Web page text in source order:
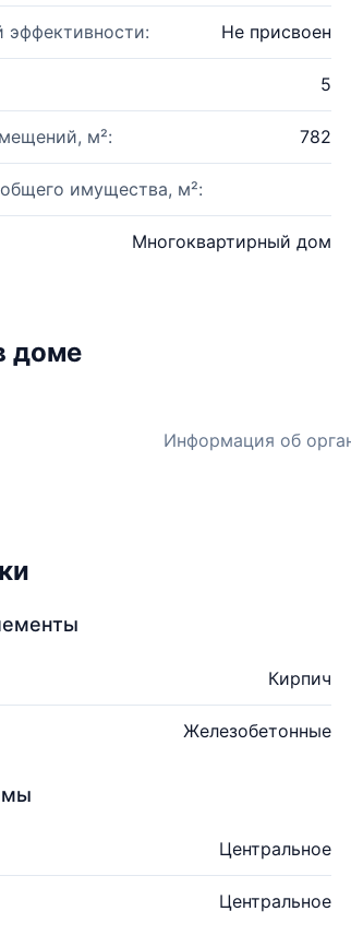
эффективности: Не присвоен
5
м²: 782
имущества, м²:
Многоквартирный дом
доме
Информация об
Кирпич
Железобетонные
Центральное
Центральное